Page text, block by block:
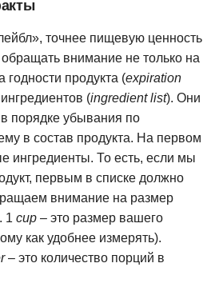
точнее пищевую ценность
обращать внимание не только на
годности продукта (expiration
(ingredient list). Они
порядке убывания по
в состав продукта. На первом
ингредиенты. То есть, если мы
первым в списке должно
внимание на размер
1 cup – это размер вашего
как удобнее измерять).
– это количество порций в